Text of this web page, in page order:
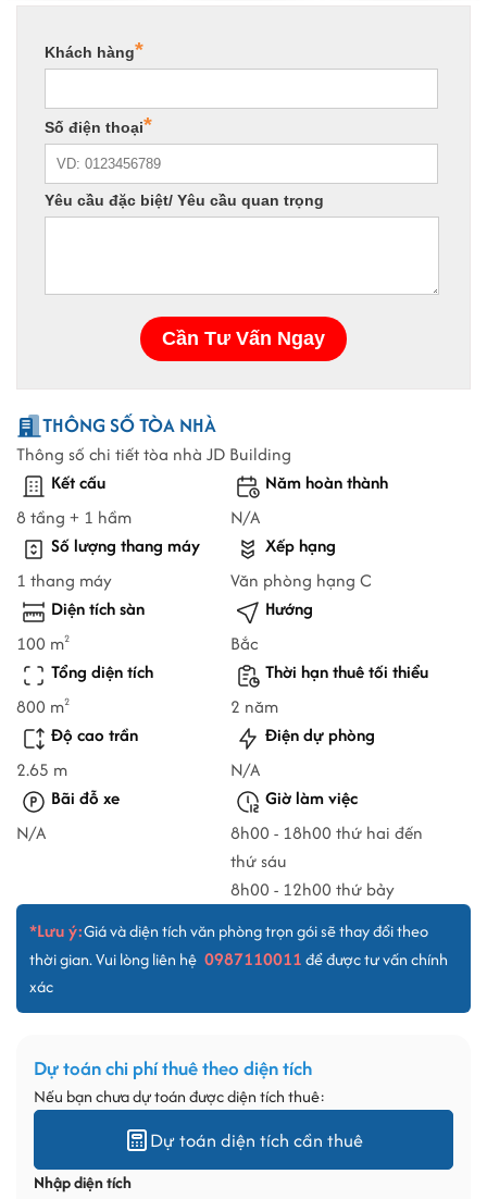
THÔNG SỐ TÒA NHÀ
Thông số chi tiết tòa nhà JD Building
Kết cấu
8 tầng + 1 hầm
Năm hoàn thành
N/A
Số lượng thang máy
1 thang máy
Xếp hạng
Văn phòng hạng C
Diện tích sàn
100 m2
Hướng
Bắc
Tổng diện tích
800 m2
Thời hạn thuê tối thiểu
2 năm
Độ cao trần
2.65 m
Điện dự phòng
N/A
Bãi đỗ xe
N/A
Giờ làm việc
8h00 - 18h00 thứ hai đến
thứ sáu
8h00 - 12h00 thứ bảy
*Lưu ý:Giá và diện tích văn phòng trọn gói sẽ thay đổi theo
thời gian. Vui lòng liên hệ 0987110011để được tư vấn chính
xác
Dự toán chi phí thuê theo diện tích
Nếu bạn chưa dự toán được diện tích thuê:
Dự toán diện tích cần thuê
Nhập diện tích